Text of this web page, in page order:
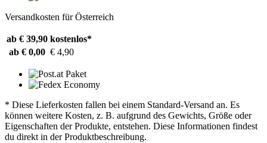
Versandkosten für Österreich
ab € 39,90 kostenlos*
ab € 0,00 € 4,90
* Diese Lieferkosten fallen bei einem Standard-Versand an. Es
können weitere Kosten, z. B. aufgrund des Gewichts, Größe oder
Eigenschaften der Produkte, entstehen. Diese Informationen findest
du direkt in der Produktbeschreibung.